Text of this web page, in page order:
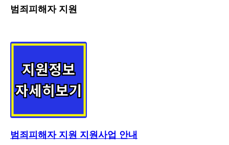
범죄피해자 지원
범죄피해자 지원 지원사업 안내